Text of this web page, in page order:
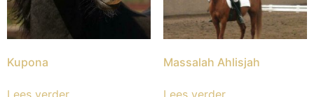
Kupona
Lees verder
Massalah Ahlisjah
Lees verder